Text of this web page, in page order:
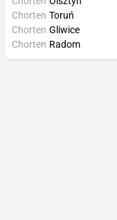
Chorten Toruń
Chorten Gliwice
Chorten Radom